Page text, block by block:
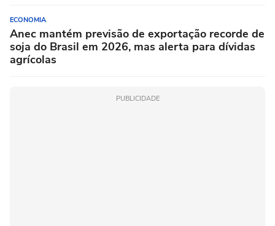
ECONOMIA
Anec mantém previsão de exportação recorde de
soja do Brasil em 2026, mas alerta para dívidas
agrícolas
PUBLICIDADE